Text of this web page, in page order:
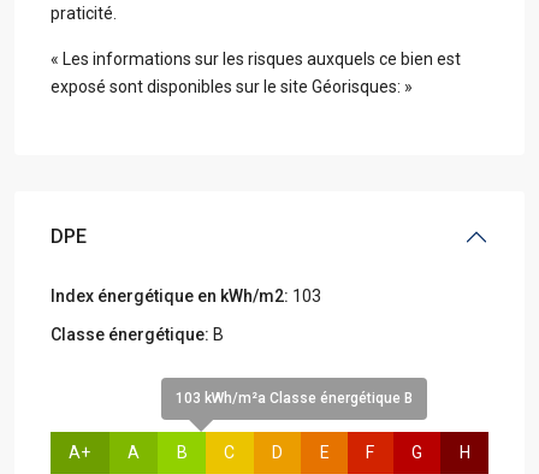
praticité.
« Les informations sur les risques auxquels ce bien est
exposé sont disponibles sur le site Géorisques: »
DPE
Index énergétique en kWh/m2: 103
Classe énergétique: B
A+ A
103 kWh/m²a Classe énergétique B
B C D E F G H